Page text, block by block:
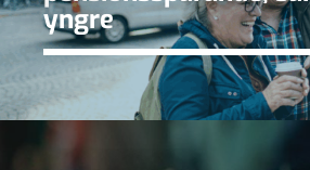
yngre